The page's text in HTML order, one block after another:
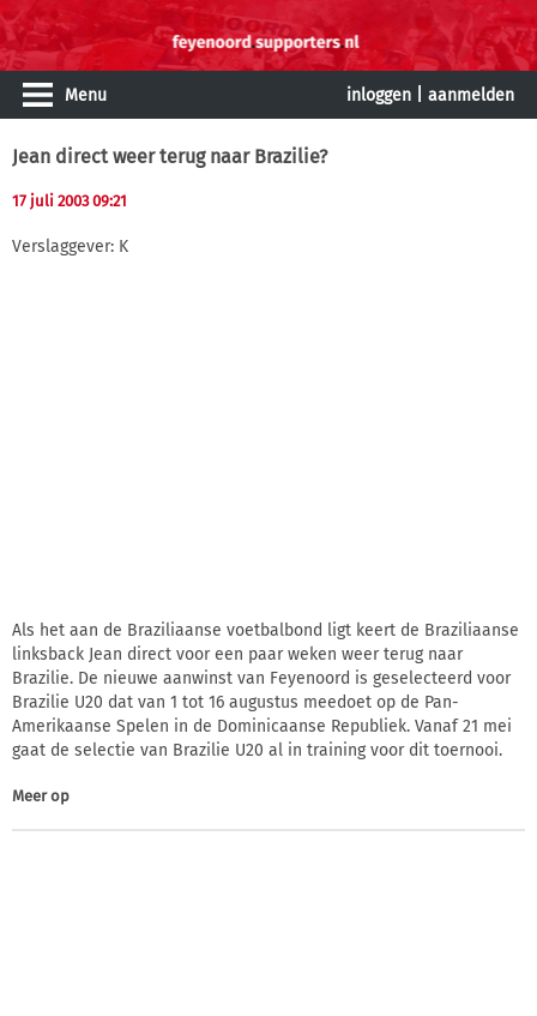
Menu inloggen aanmelden
Jean direct weer terug naar Brazilie?
17 juli 2003 09:21
Verslaggever: K
Als het aan de Braziliaanse voetbalbond ligt keert de Braziliaanse
linksback Jean direct voor een paar weken weer terug naar
Brazilie. De nieuwe aanwinst van Feyenoord is geselecteerd voor
Brazilie U20 dat van 1 tot 16 augustus meedoet op de Pan-
Amerikaanse Spelen in de Dominicaanse Republiek. Vanaf 21 mei
gaat de selectie van Brazilie U20 al in training voor dit toernooi.
Meer op